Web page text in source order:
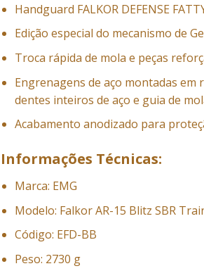
Handguard FALKOR DEFENSE
Edição especial do mecanismo de
Troca rápida de mola e peças
Engrenagens de aço montadas em
dentes inteiros de aço e guia de
Acabamento anodizado para
Informações Técnicas:
Marca: EMG
Modelo: Falkor AR-15 Blitz SBR
Código: EFD-BB
Peso: 2730 g